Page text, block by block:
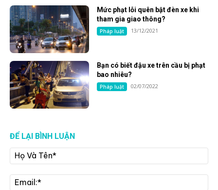
Mức phạt lỗi quên bật đèn xe khi
tham gia giao thông?
Pháp luật 13/12/2021
Bạn có biết đậu xe trên cầu bị phạt
bao nhiêu?
Pháp luật 02/07/2022
ĐỂ LẠI BÌNH LUẬN
Và